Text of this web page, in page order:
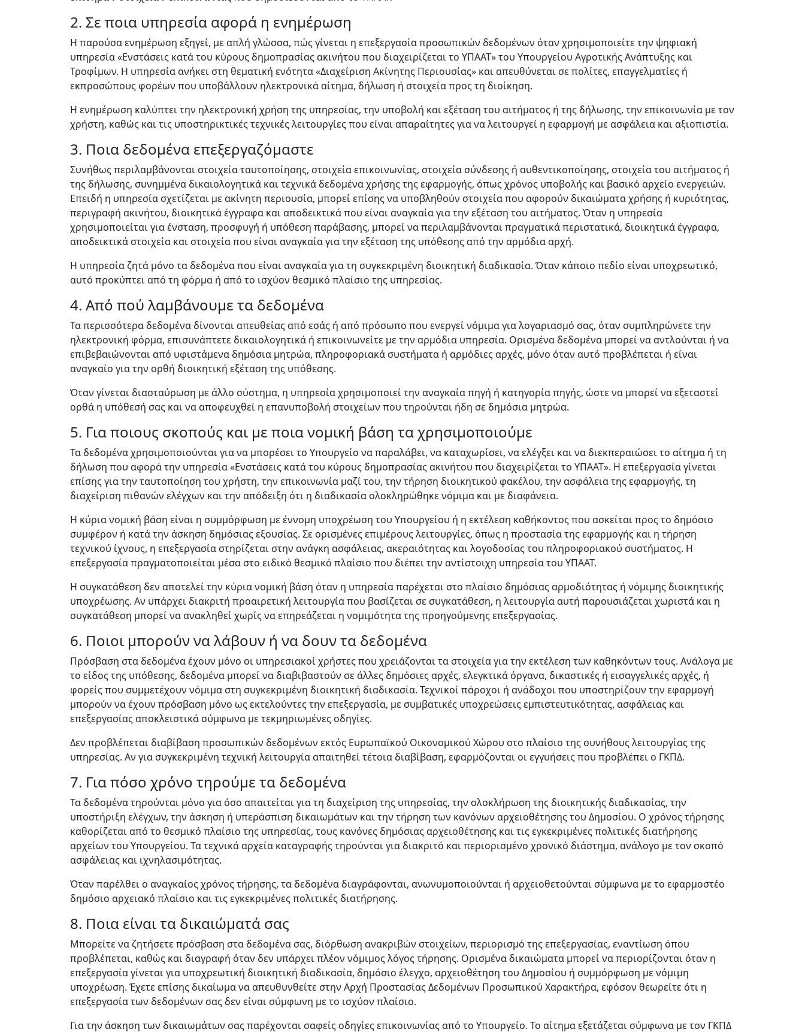
2. Σε ποια υπηρεσία αφορά η ενημέρωση
Η παρούσα ενημέρωση εξηγεί, με απλή γλώσσα, πώς γίνεται η επεξεργασία προσωπικών δεδομένων όταν χρησιμοποιείτε την ψηφιακή
υπηρεσία «Ενστάσεις κατά του κύρους δημοπρασίας ακινήτου που διαχειρίζεται το ΥΠΑΑΤ» του Υπουργείου Αγροτικής Ανάπτυξης και
Τροφίμων. Η υπηρεσία ανήκει στη θεματική ενότητα «Διαχείριση Ακίνητης Περιουσίας» και απευθύνεται σε πολίτες, επαγγελματίες ή
εκπροσώπους φορέων που υποβάλλουν ηλεκτρονικά αίτημα, δήλωση ή στοιχεία προς τη διοίκηση.
Η ενημέρωση καλύπτει την ηλεκτρονική χρήση της υπηρεσίας, την υποβολή και εξέταση του αιτήματος ή της δήλωσης, την επικοινωνία με τον
χρήστη, καθώς και τις υποστηρικτικές τεχνικές λειτουργίες που είναι απαραίτητες για να λειτουργεί η εφαρμογή με ασφάλεια και αξιοπιστία.
3. Ποια δεδομένα επεξεργαζόμαστε
Συνήθως περιλαμβάνονται στοιχεία ταυτοποίησης, στοιχεία επικοινωνίας, στοιχεία σύνδεσης ή αυθεντικοποίησης, στοιχεία του αιτήματος ή
της δήλωσης, συνημμένα δικαιολογητικά και τεχνικά δεδομένα χρήσης της εφαρμογής, όπως χρόνος υποβολής και βασικό αρχείο ενεργειών.
Επειδή η υπηρεσία σχετίζεται με ακίνητη περιουσία, μπορεί επίσης να υποβληθούν στοιχεία που αφορούν δικαιώματα χρήσης ή κυριότητας,
περιγραφή ακινήτου, διοικητικά έγγραφα και αποδεικτικά που είναι αναγκαία για την εξέταση του αιτήματος. Όταν η υπηρεσία
χρησιμοποιείται για ένσταση, προσφυγή ή υπόθεση παράβασης, μπορεί να περιλαμβάνονται πραγματικά περιστατικά, διοικητικά έγγραφα,
αποδεικτικά στοιχεία και στοιχεία που είναι αναγκαία για την εξέταση της υπόθεσης από την αρμόδια αρχή.
Η υπηρεσία ζητά μόνο τα δεδομένα που είναι αναγκαία για τη συγκεκριμένη διοικητική διαδικασία. Όταν κάποιο πεδίο είναι υποχρεωτικό,
αυτό προκύπτει από τη φόρμα ή από το ισχύον θεσμικό πλαίσιο της υπηρεσίας.
4. Από πού λαμβάνουμε τα δεδομένα
Τα περισσότερα δεδομένα δίνονται απευθείας από εσάς ή από πρόσωπο που ενεργεί νόμιμα για λογαριασμό σας, όταν συμπληρώνετε την
ηλεκτρονική φόρμα, επισυνάπτετε δικαιολογητικά ή επικοινωνείτε με την αρμόδια υπηρεσία. Ορισμένα δεδομένα μπορεί να αντλούνται ή να
επιβεβαιώνονται από υφιστάμενα δημόσια μητρώα, πληροφοριακά συστήματα ή αρμόδιες αρχές, μόνο όταν αυτό προβλέπεται ή είναι
αναγκαίο για την ορθή διοικητική εξέταση της υπόθεσης.
Όταν γίνεται διασταύρωση με άλλο σύστημα, η υπηρεσία χρησιμοποιεί την αναγκαία πηγή ή κατηγορία πηγής, ώστε να μπορεί να εξεταστεί
ορθά η υπόθεσή σας και να αποφευχθεί η επανυποβολή στοιχείων που τηρούνται ήδη σε δημόσια μητρώα.
5. Για ποιους σκοπούς και με ποια νομική βάση τα χρησιμοποιούμε
Τα δεδομένα χρησιμοποιούνται για να μπορέσει το Υπουργείο να παραλάβει, να καταχωρίσει, να ελέγξει και να διεκπεραιώσει το αίτημα ή τη
δήλωση που αφορά την υπηρεσία «Ενστάσεις κατά του κύρους δημοπρασίας ακινήτου που διαχειρίζεται το ΥΠΑΑΤ». Η επεξεργασία γίνεται
επίσης για την ταυτοποίηση του χρήστη, την επικοινωνία μαζί του, την τήρηση διοικητικού φακέλου, την ασφάλεια της εφαρμογής, τη
διαχείριση πιθανών ελέγχων και την απόδειξη ότι η διαδικασία ολοκληρώθηκε νόμιμα και με διαφάνεια.
Η κύρια νομική βάση είναι η συμμόρφωση με έννομη υποχρέωση του Υπουργείου ή η εκτέλεση καθήκοντος που ασκείται προς το δημόσιο
συμφέρον ή κατά την άσκηση δημόσιας εξουσίας. Σε ορισμένες επιμέρους λειτουργίες, όπως η προστασία της εφαρμογής και η τήρηση
τεχνικού ίχνους, η επεξεργασία στηρίζεται στην ανάγκη ασφάλειας, ακεραιότητας και λογοδοσίας του πληροφοριακού συστήματος. Η
επεξεργασία πραγματοποιείται μέσα στο ειδικό θεσμικό πλαίσιο που διέπει την αντίστοιχη υπηρεσία του ΥΠΑΑΤ.
Η συγκατάθεση δεν αποτελεί την κύρια νομική βάση όταν η υπηρεσία παρέχεται στο πλαίσιο δημόσιας αρμοδιότητας ή νόμιμης διοικητικής
υποχρέωσης. Αν υπάρχει διακριτή προαιρετική λειτουργία που βασίζεται σε συγκατάθεση, η λειτουργία αυτή παρουσιάζεται χωριστά και η
συγκατάθεση μπορεί να ανακληθεί χωρίς να επηρεάζεται η νομιμότητα της προηγούμενης επεξεργασίας.
6. Ποιοι μπορούν να λάβουν ή να δουν τα δεδομένα
Πρόσβαση στα δεδομένα έχουν μόνο οι υπηρεσιακοί χρήστες που χρειάζονται τα στοιχεία για την εκτέλεση των καθηκόντων τους. Ανάλογα με
το είδος της υπόθεσης, δεδομένα μπορεί να διαβιβαστούν σε άλλες δημόσιες αρχές, ελεγκτικά όργανα, δικαστικές ή εισαγγελικές αρχές, ή
φορείς που συμμετέχουν νόμιμα στη συγκεκριμένη διοικητική διαδικασία. Τεχνικοί πάροχοι ή ανάδοχοι που υποστηρίζουν την εφαρμογή
μπορούν να έχουν πρόσβαση μόνο ως εκτελούντες την επεξεργασία, με συμβατικές υποχρεώσεις εμπιστευτικότητας, ασφάλειας και
επεξεργασίας αποκλειστικά σύμφωνα με τεκμηριωμένες οδηγίες.
Δεν προβλέπεται διαβίβαση προσωπικών δεδομένων εκτός Ευρωπαϊκού Οικονομικού Χώρου στο πλαίσιο της συνήθους λειτουργίας της
υπηρεσίας. Αν για συγκεκριμένη τεχνική λειτουργία απαιτηθεί τέτοια διαβίβαση, εφαρμόζονται οι εγγυήσεις που προβλέπει ο ΓΚΠΔ.
7. Για πόσο χρόνο τηρούμε τα δεδομένα
Τα δεδομένα τηρούνται μόνο για όσο απαιτείται για τη διαχείριση της υπηρεσίας, την ολοκλήρωση της διοικητικής διαδικασίας, την
υποστήριξη ελέγχων, την άσκηση ή υπεράσπιση δικαιωμάτων και την τήρηση των κανόνων αρχειοθέτησης του Δημοσίου. Ο χρόνος τήρησης
καθορίζεται από το θεσμικό πλαίσιο της υπηρεσίας, τους κανόνες δημόσιας αρχειοθέτησης και τις εγκεκριμένες πολιτικές διατήρησης
αρχείων του Υπουργείου. Τα τεχνικά αρχεία καταγραφής τηρούνται για διακριτό και περιορισμένο χρονικό διάστημα, ανάλογο με τον σκοπό
ασφάλειας και ιχνηλασιμότητας.
Όταν παρέλθει ο αναγκαίος χρόνος τήρησης, τα δεδομένα διαγράφονται, ανωνυμοποιούνται ή αρχειοθετούνται σύμφωνα με το εφαρμοστέο
δημόσιο αρχειακό πλαίσιο και τις εγκεκριμένες πολιτικές διατήρησης.
8. Ποια είναι τα δικαιώματά σας
Μπορείτε να ζητήσετε πρόσβαση στα δεδομένα σας, διόρθωση ανακριβών στοιχείων, περιορισμό της επεξεργασίας, εναντίωση όπου
προβλέπεται, καθώς και διαγραφή όταν δεν υπάρχει πλέον νόμιμος λόγος τήρησης. Ορισμένα δικαιώματα μπορεί να περιορίζονται όταν η
επεξεργασία γίνεται για υποχρεωτική διοικητική διαδικασία, δημόσιο έλεγχο, αρχειοθέτηση του Δημοσίου ή συμμόρφωση με νόμιμη
υποχρέωση. Έχετε επίσης δικαίωμα να απευθυνθείτε στην Αρχή Προστασίας Δεδομένων Προσωπικού Χαρακτήρα, εφόσον θεωρείτε ότι η
επεξεργασία των δεδομένων σας δεν είναι σύμφωνη με το ισχύον πλαίσιο.
Για την άσκηση των δικαιωμάτων σας παρέχονται σαφείς οδηγίες επικοινωνίας από το Υπουργείο. Το αίτημα εξετάζεται σύμφωνα με τον ΓΚΠΔ